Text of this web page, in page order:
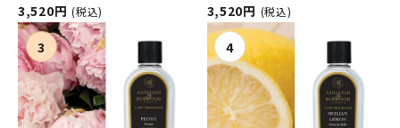
スランプ用オイル
ASHLEIGH&BURWOOD（ア
シュレイアンドバーウッド）
3,520円 (税込)
ンスランプ用オイル
ASHLEIGH&BURWOOD（ア
シュレイアンドバーウッド）
3,520円 (税込)